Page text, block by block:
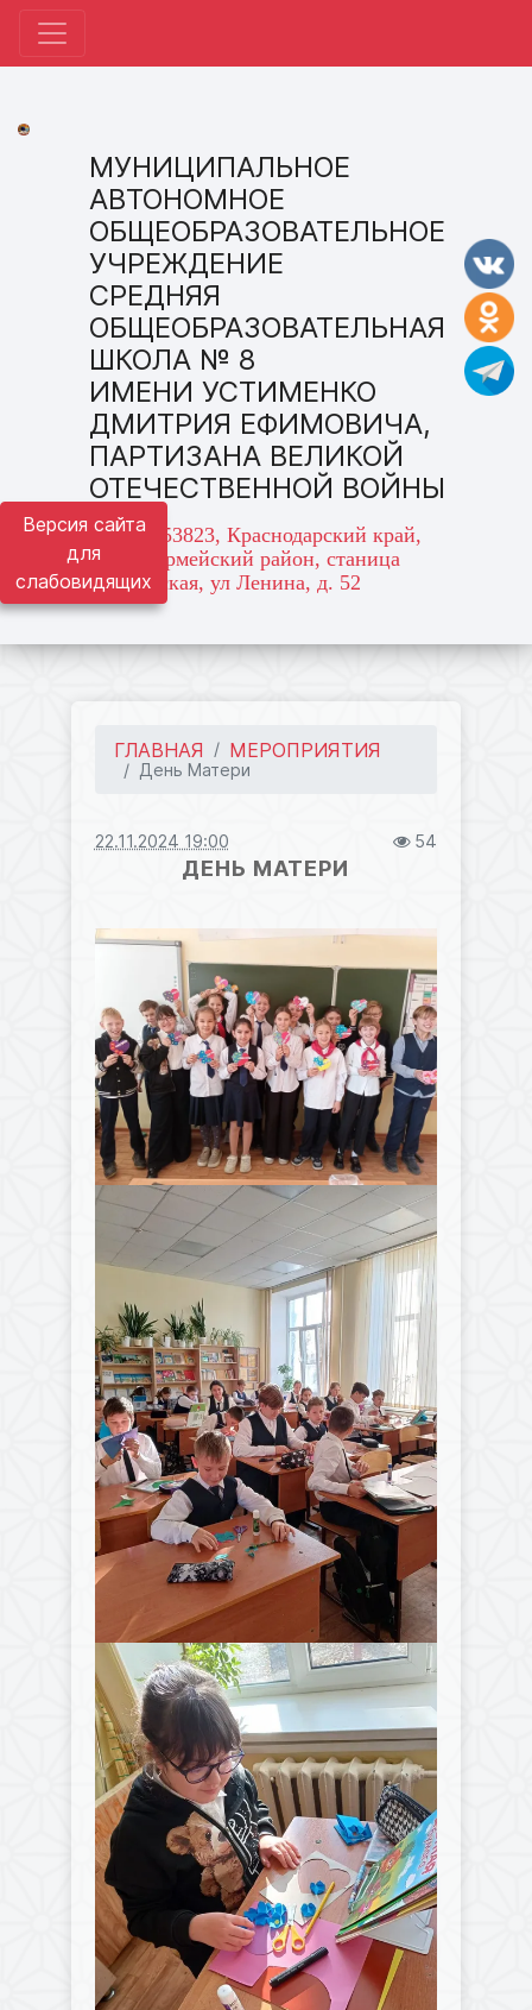
Версия сайта
для
слабовидящих
МУНИЦИПАЛЬНОЕ
АВТОНОМНОЕ
ОБЩЕОБРАЗОВАТЕЛЬНОЕ
УЧРЕЖДЕНИЕ
СРЕДНЯЯ
ОБЩЕОБРАЗОВАТЕЛЬНАЯ
ШКОЛА № 8
ИМЕНИ УСТИМЕНКО
ДМИТРИЯ ЕФИМОВИЧА,
ПАРТИЗАНА ВЕЛИКОЙ
ОТЕЧЕСТВЕННОЙ ВОЙНЫ
адрес: 353823, Краснодарский край,
Красноармейский район, станица
Марьянская, ул Ленина, д. 52
ГЛАВНАЯ МЕРОПРИЯТИЯ
День Матери
22.11.2024 19:00 54
ДЕНЬ МАТЕРИ